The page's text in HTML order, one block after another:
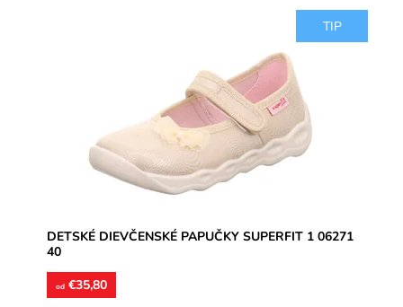
TIP
Dievčenské papučky, materiál textil, jemne trblietavý,
perforované podrážky prevzdušnia chodidlo, model
Skladom
Superfit
2 roky
DETSKÉ DIEVČENSKÉ PAPUČKY SUPERFIT 1 06271
40
od €35,80